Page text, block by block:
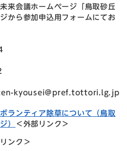
来会議ホームページ「鳥取砂丘
から参加申込用フォームにてお
kyousei＠pref.tottori.lg.jp
ランティア除草について（鳥取
）
＜外部リンク＞
ンク＞